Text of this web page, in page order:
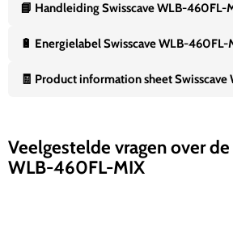
📘 Handleiding Swisscave WLB-460FL-
🔋 Energielabel Swisscave WLB-460FL-
🧾 Product information sheet
Veelgestelde vragen over de
WLB-460FL-MIX